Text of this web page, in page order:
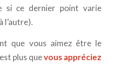
si ce dernier point varie
l’autre).
que vous aimez être le
plus quevous appréciez